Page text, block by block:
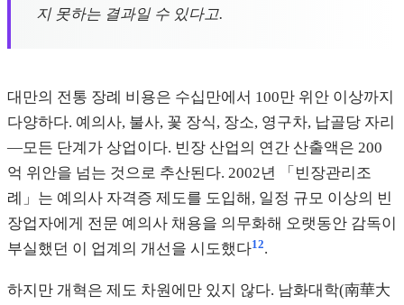
지 못하는 결과일 수 있다고.
대만의 전통 장례 비용은 수십만에서 100만 위안 이상까지
다양하다. 예의사, 불사, 꽃 장식, 장소, 영구차, 납골당 자리
—모든 단계가 상업이다. 빈장 산업의 연간 산출액은 200
억 위안을 넘는 것으로 추산된다. 2002년 「빈장관리조
례」는 예의사 자격증 제도를 도입해, 일정 규모 이상의 빈
장업자에게 전문 예의사 채용을 의무화해 오랫동안 감독이
부실했던 이 업계의 개선을 시도했다12.
하지만 개혁은 제도 차원에만 있지 않다. 남화대학(南華大